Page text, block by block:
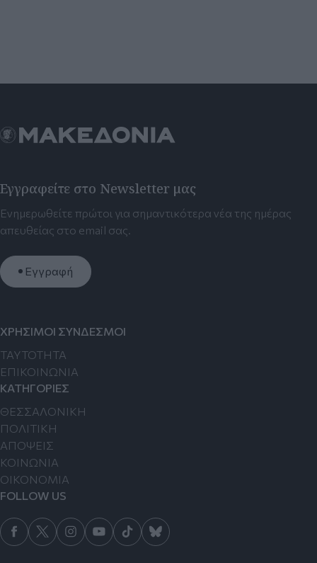
Εγγραφείτε στο Newsletter μας
Ενημερωθείτε πρώτοι για σημαντικότερα νέα της ημέρας
απευθείας στο email σας.
Εγγραφή
ΧΡΗΣΙΜΟΙ ΣΥΝΔΕΣΜΟΙ
TAYTOTHTA
ΕΠΙΚΟΙΝΩΝΙΑ
ΚΑΤΗΓΟΡΙΕΣ
ΘΕΣΣΑΛΟΝΙΚΗ
ΠΟΛΙΤΙΚΗ
ΑΠΟΨΕΙΣ
ΚΟΙΝΩΝΙΑ
ΟΙΚΟΝΟΜΙΑ
FOLLOW US